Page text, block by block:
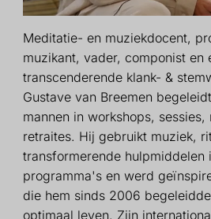
Meditatie- en muziekdocent,
muzikant, vader, componist en
transcenderende klank- &
Gustave van Breemen
mannen in workshops, sessies,
retraites. Hij gebruikt muziek,
transformerende hulpmiddelen
programma's en werd
die hem sinds 2006
optimaal leven. Zijn